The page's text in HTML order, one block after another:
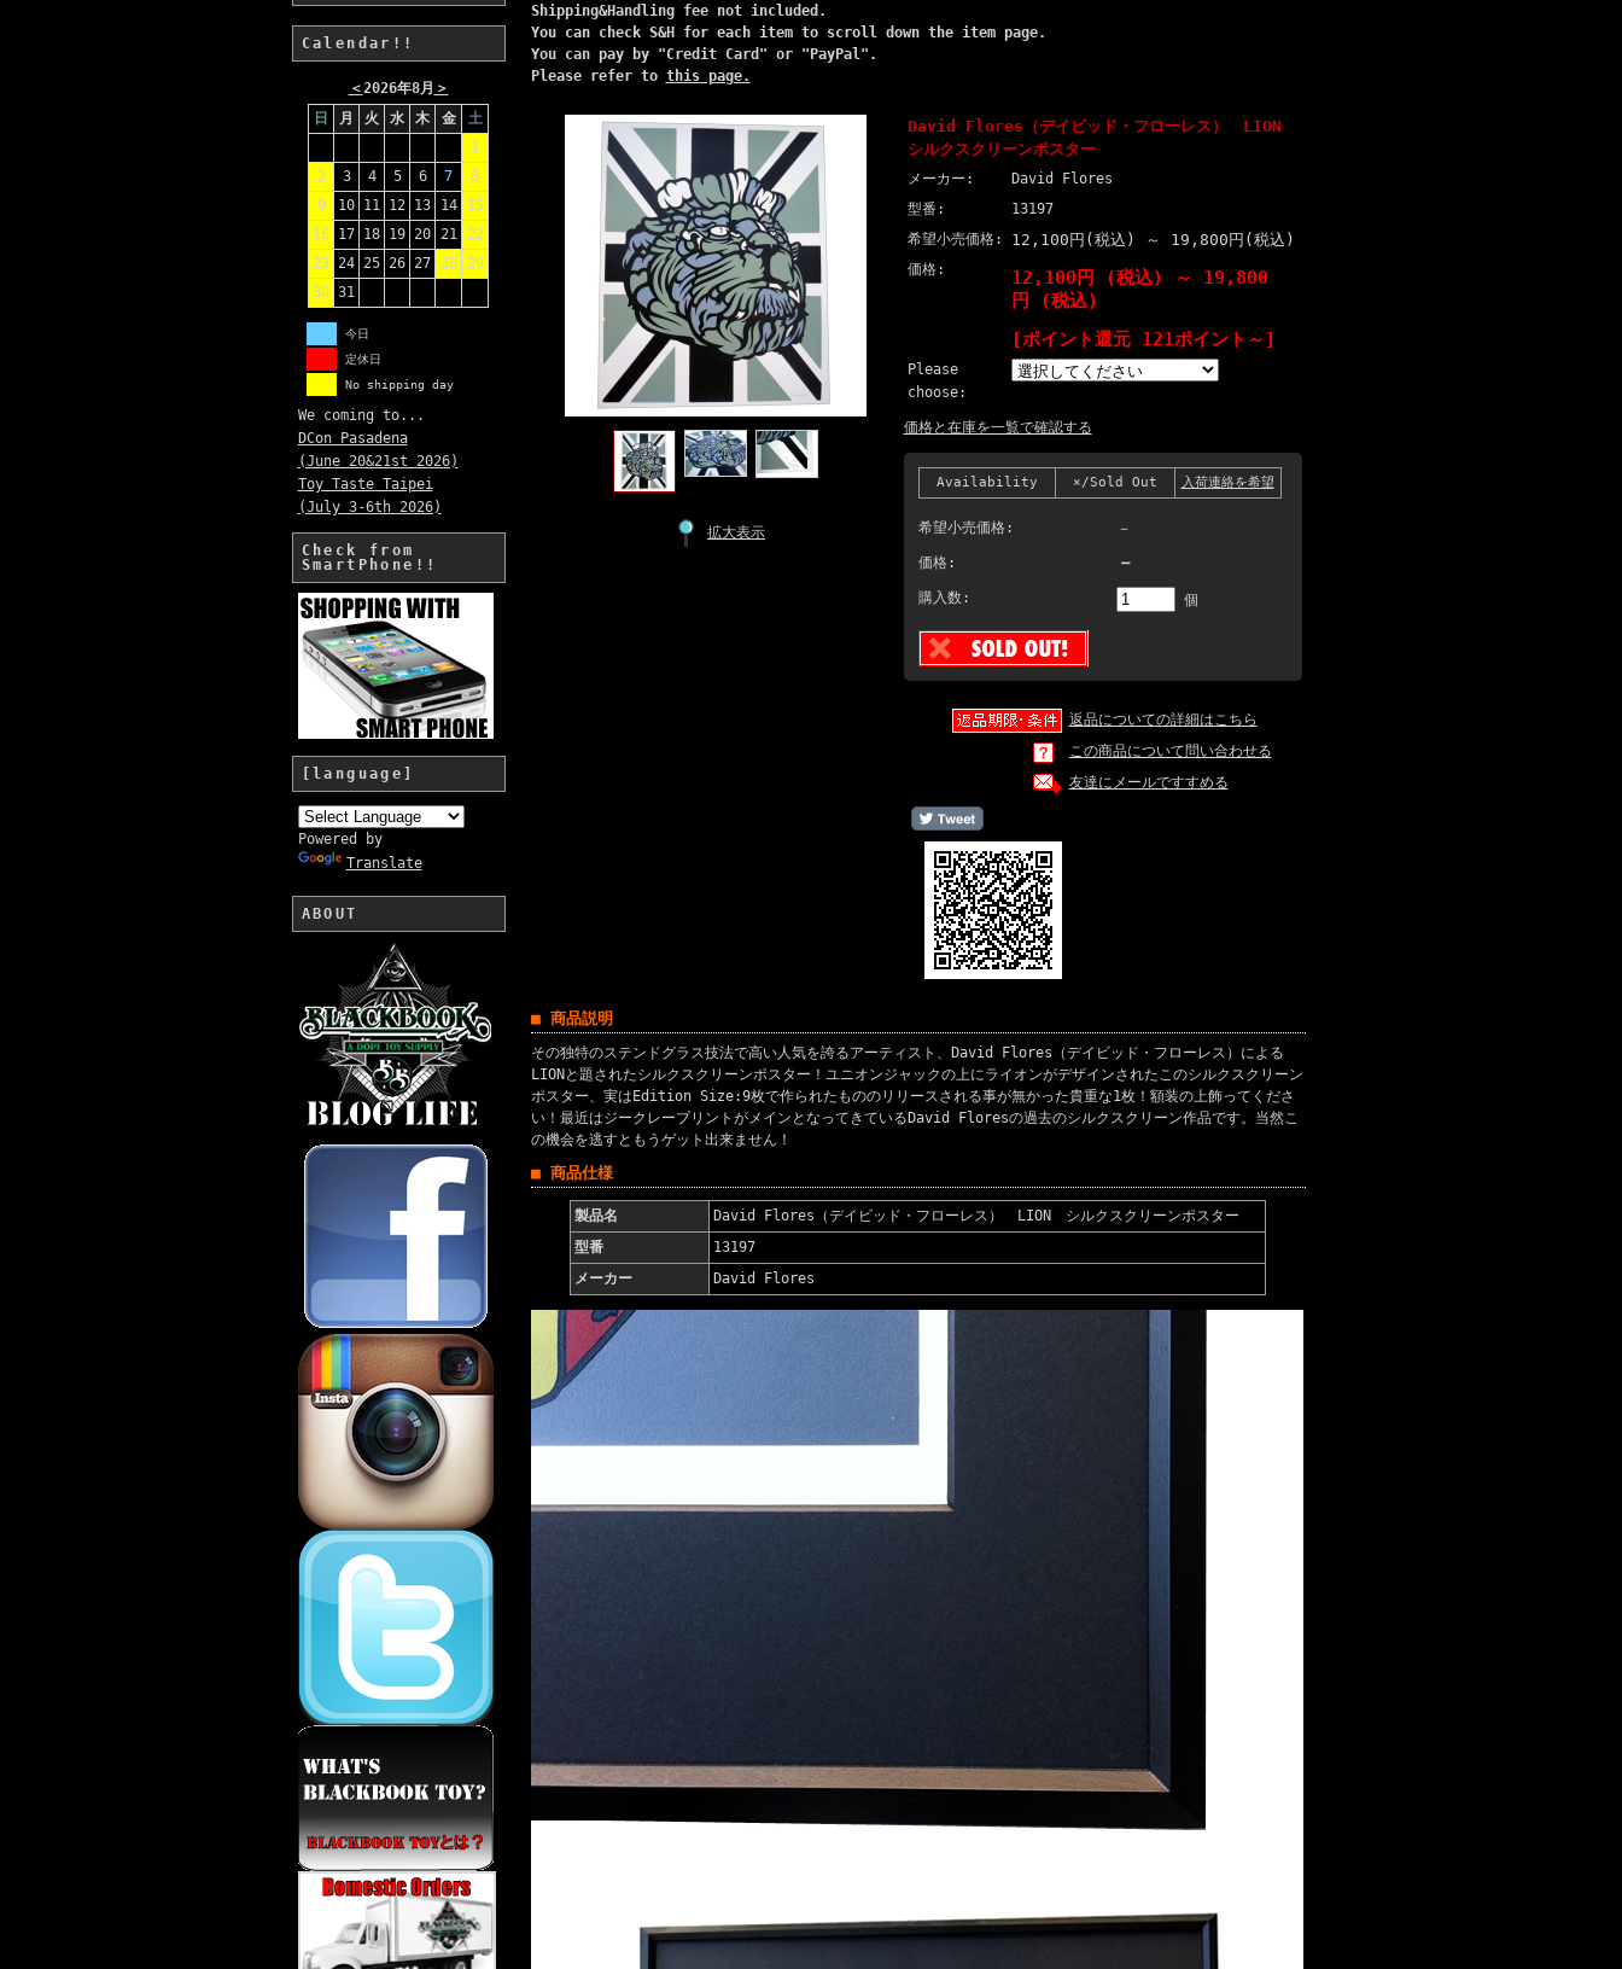
Calendar!!
＜2026年8月 ＞
日
月 火 水 木 金
土
1
2
3 4 5 6 7
8
9
10 11 12 13 14
15
16 17 18 19 20 21
22
23 24 25 26 27 28
29
30 31
今日
定休日
No shipping day
We coming to...
DCon Pasadena
(June 20&21st 2026)
Toy Taste Taipei
(July 3-6th 2026)
Check from
SmartPhone!!
[language]
Powered by
Translate
ABOUT
Shipping&Handling fee not included.
You can check S&H for each item to scroll down the item page.
You can pay by "Credit Card" or "PayPal".
Please refer to this page.
拡大表示
David Flores（デイビッド・フローレス） LION
シルクスクリーンポスター
メーカー:
David Flores
型番:
13197
希望小売価格:
12,100円(税込) ～ 19,800円(税込)
価格: 12,100円 (税込) ～ 19,800
円 (税込)
[ポイント還元 121ポイント～]
Please
choose:
価格と在庫を一覧で確認する
Availability ×/Sold Out 入荷連絡を希望
希望小売価格: －
価格: －
購入数: 個
返品についての詳細はこちら
この商品について問い合わせる
友達にメールですすめる
■ 商品説明
その独特のステンドグラス技法で高い人気を誇るアーティスト、David Flores（デイビッド・フローレス）による
LIONと題されたシルクスクリーンポスター！ユニオンジャックの上にライオンがデザインされたこのシルクスクリーン
ポスター、実はEdition Size:9枚で作られたもののリリースされる事が無かった貴重な1枚！額装の上飾ってくださ
い！最近はジークレープリントがメインとなってきているDavid Floresの過去のシルクスクリーン作品です。当然こ
の機会を逃すともうゲット出来ません！
■ 商品仕様
製品名
David Flores（デイビッド・フローレス） LION シルクスクリーンポスター
型番
13197
メーカー
David Flores